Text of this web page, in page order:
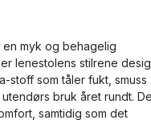
en myk og behagelig
lenestolens stilrene
stoff som tåler fukt, smuss
bruk året rundt.
samtidig som det